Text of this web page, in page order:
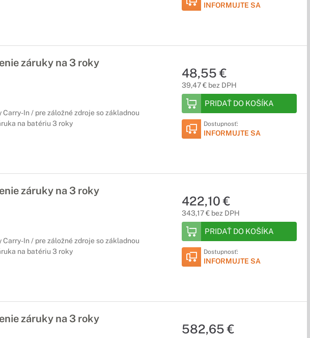
INFORMUJTE SA
záruky na 3 roky
Carry-In / pre záložné zdroje so základnou
na batériu 3 roky
48,55 €
39,47 € bez DPH
PRIDAŤ DO KOŠÍKA
Dostupnosť:
INFORMUJTE SA
záruky na 3 roky
Carry-In / pre záložné zdroje so základnou
na batériu 3 roky
422,10 €
343,17 € bez DPH
PRIDAŤ DO KOŠÍKA
Dostupnosť:
INFORMUJTE SA
záruky na 3 roky
582,65 €